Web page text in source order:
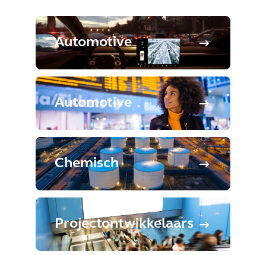
Automotive
Automotive
Chemisch
Projectontwikkelaars